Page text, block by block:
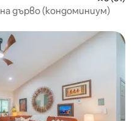
дърво (кондоминиум)